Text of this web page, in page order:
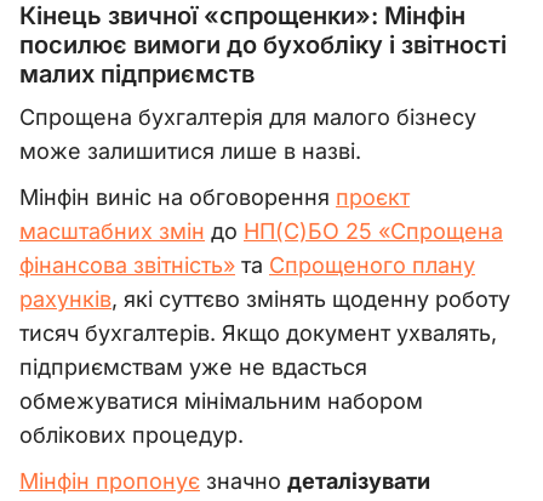
Кінець звичної «спрощенки»: Мінфін
посилює вимоги до бухобліку і звітності
малих підприємств
Спрощена бухгалтерія для малого бізнесу
може залишитися лише в назві.
Мінфін виніс на обговорення проєкт
масштабних змін до НП(С)БО 25 «Спрощена
фінансова звітність» та Спрощеного плану
рахунків, які суттєво змінять щоденну роботу
тисяч бухгалтерів. Якщо документ ухвалять,
підприємствам уже не вдасться
обмежуватися мінімальним набором
облікових процедур.
Мінфін пропонує значно деталізувати